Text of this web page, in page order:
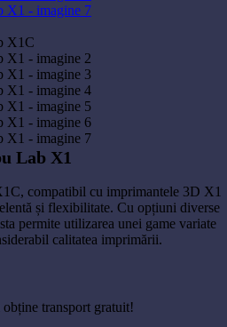
Lab X1
compatibil cu imprimantele 3D X1
și flexibilitate. Cu opțiuni diverse
permite utilizarea unei game variate
calitatea imprimării.
obține transport gratuit!